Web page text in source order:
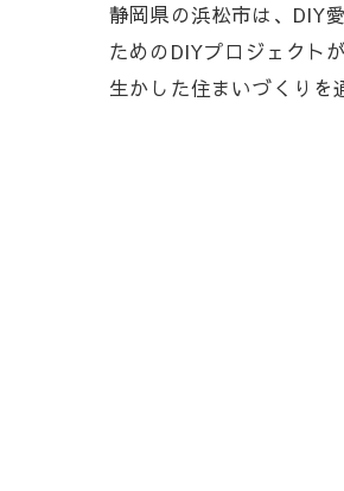
静岡県の浜松市は、DIY
ためのDIYプロジェクト
生かした住まいづくりを